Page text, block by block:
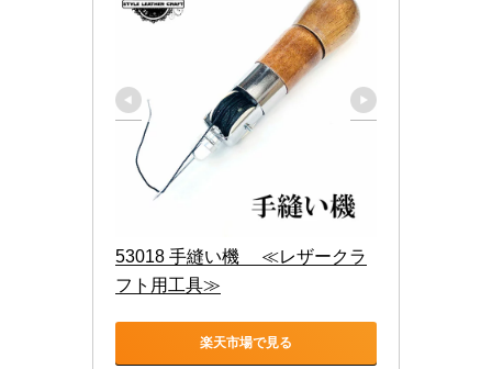
53018 手縫い機　 ≪レザークラ
フト用工具≫
楽天市場で見る